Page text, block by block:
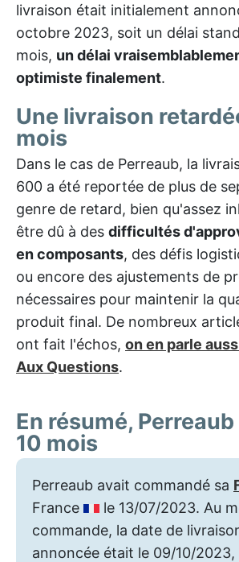
livraison était initialement
octobre 2023, soit un délai
mois, un délai
optimiste finalement.
Une livraison
mois
Dans le cas de Perreaub, la
600 a été reportée de plus de
genre de retard, bien qu'assez
être dû à des difficultés
en composants, des défis
ou encore des ajustements de
nécessaires pour maintenir la
produit final. De nombreux
ont fait l'échos, on en parle
Aux Questions.
En résumé,
10 mois
Perreaub avait commandé sa
France
le 13/07/2023. Au
commande, la date de
annoncée était le 09/10/2023,